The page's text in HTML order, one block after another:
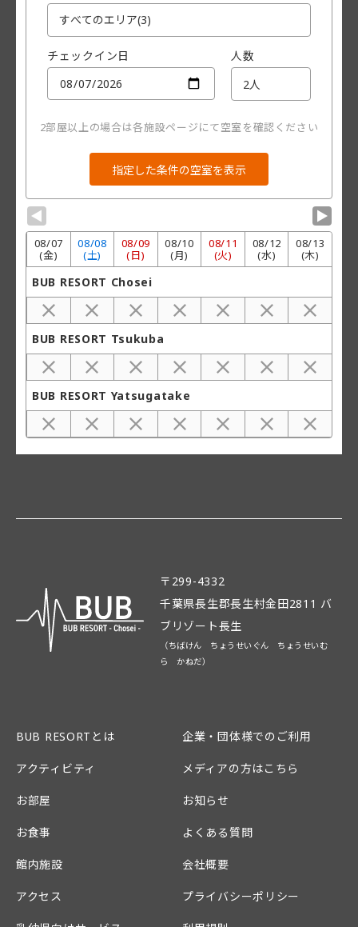
チェックイン日 人数
2部屋以上の場合は各施設ページにて空室を確認ください
▼ ▼
08/07
(金)
08/08
(土)
08/09
(日)
08/10
(月)
08/11
(火)
08/12
(水)
08/13
(木)
BUB RESORT Chosei
BUB RESORT Tsukuba
BUB RESORT Yatsugatake
〒299-4332
千葉県長生郡長生村金田2811 バ
ブリゾート長生
（ちばけん ちょうせいぐん ちょうせいむ
ら かねだ）
BUB RESORTとは
アクティビティ
お部屋
お食事
館内施設
アクセス
企業・団体様でのご利用
メディアの方はこちら
お知らせ
よくある質問
会社概要
プライバシーポリシー